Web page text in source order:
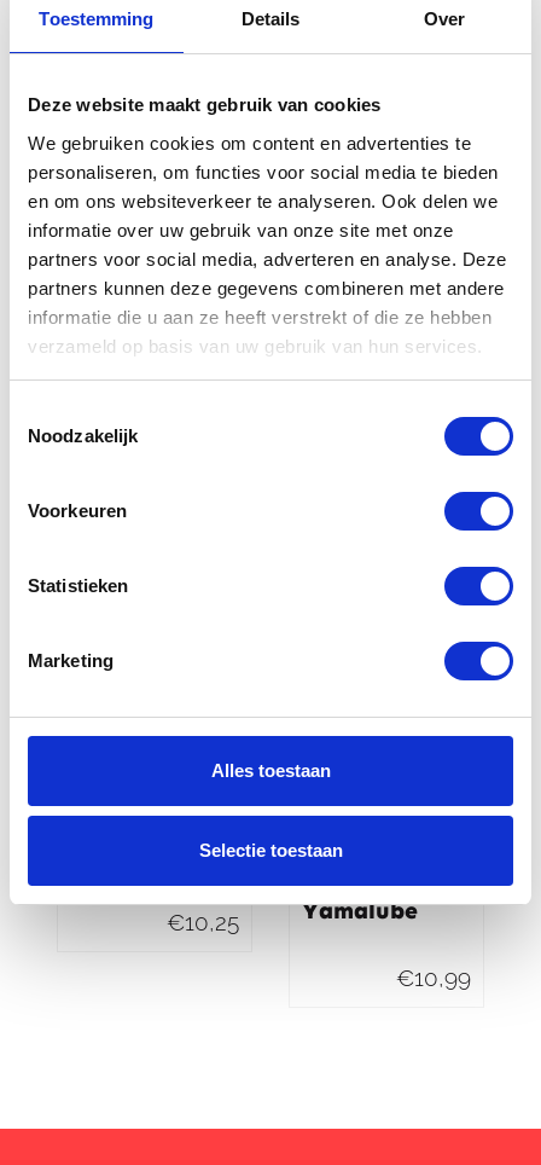
Toestemming Details Over
Deze website maakt gebruik van cookies
We gebruiken cookies om content en advertenties te
personaliseren, om functies voor social media te bieden
en om ons websiteverkeer te analyseren. Ook delen we
informatie over uw gebruik van onze site met onze
partners voor social media, adverteren en analyse. Deze
partners kunnen deze gegevens combineren met andere
informatie die u aan ze heeft verstrekt of die ze hebben
verzameld op basis van uw gebruik van hun services.
Noodzakelijk
Voorkeuren
Statistieken
Marketing
Alles toestaan
Selectie toestaan
Gerelateerde
producten
glans polish
20,35
Yamaha Quick
€10,25
Yamaha
Fork Oil 5W
10W 15W
Yamalube
€10,99